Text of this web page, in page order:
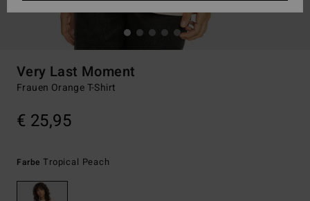
Very Last Moment
Frauen Orange T-Shirt
€ 25,95
FarbeTropical Peach